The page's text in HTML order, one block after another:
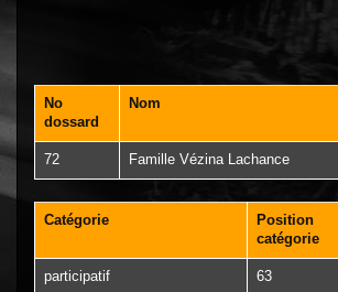
No
dossard
Nom
72 Famille Vézina Lachance
Catégorie
Position
catégorie
participatif 63